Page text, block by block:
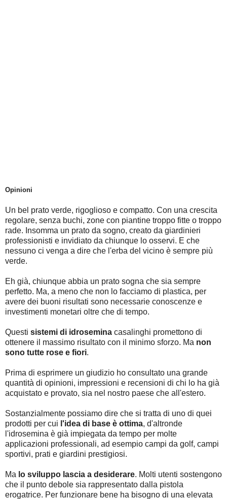
Opinioni
Un bel prato verde, rigoglioso e compatto. Con una crescita
regolare, senza buchi, zone con piantine troppo fitte o troppo
rade. Insomma un prato da sogno, creato da giardinieri
professionisti e invidiato da chiunque lo osservi. E che
nessuno ci venga a dire che l'erba del vicino è sempre più
verde.
Eh già, chiunque abbia un prato sogna che sia sempre
perfetto. Ma, a meno che non lo facciamo di plastica, per
avere dei buoni risultati sono necessarie conoscenze e
investimenti monetari oltre che di tempo.
Questi sistemi di idrosemina casalinghi promettono di
ottenere il massimo risultato con il minimo sforzo. Ma non
sono tutte rose e fiori.
Prima di esprimere un giudizio ho consultato una grande
quantità di opinioni, impressioni e recensioni di chi lo ha già
acquistato e provato, sia nel nostro paese che all'estero.
Sostanzialmente possiamo dire che si tratta di uno di quei
prodotti per cui l'idea di base è ottima, d'altronde
l'idrosemina è già impiegata da tempo per molte
applicazioni professionali, ad esempio campi da golf, campi
sportivi, prati e giardini prestigiosi.
Ma lo sviluppo lascia a desiderare. Molti utenti sostengono
che il punto debole sia rappresentato dalla pistola
erogatrice. Per funzionare bene ha bisogno di una elevata